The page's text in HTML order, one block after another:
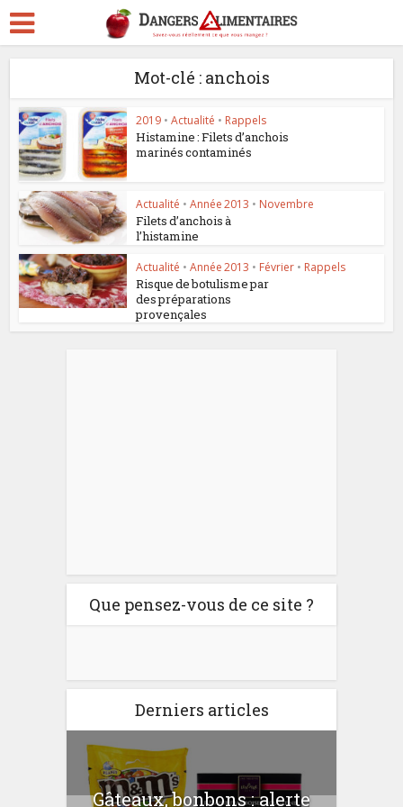
Mot-clé : anchois
2019 • Actualité • Rappels
Histamine : Filets d’anchois
marinés contaminés
Actualité • Année 2013 • Novembre
Filets d’anchois à
l’histamine
Actualité • Année 2013 • Février • Rappels
Risque de botulisme par
des préparations
provençales
Que pensez-vous de ce site ?
Derniers articles
Gâteaux, bonbons : alerte